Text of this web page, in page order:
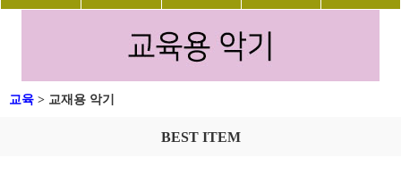
교육 > 교재용 악기
BEST ITEM